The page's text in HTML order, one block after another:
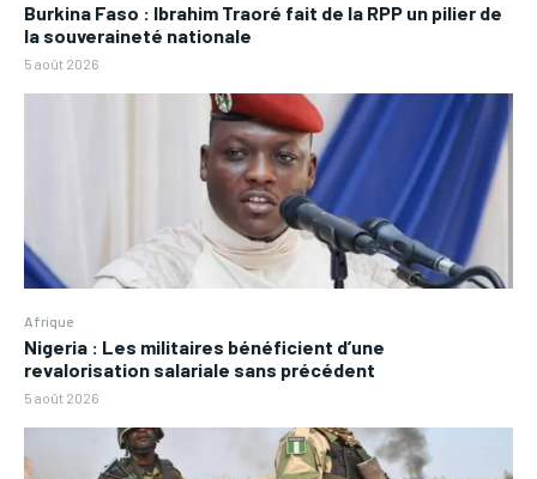
Burkina Faso : Ibrahim Traoré fait de la RPP un pilier de
la souveraineté nationale
5 août 2026
Afrique
Nigeria : Les militaires bénéficient d’une
revalorisation salariale sans précédent
5 août 2026